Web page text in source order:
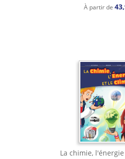
À partir de
La chimie,